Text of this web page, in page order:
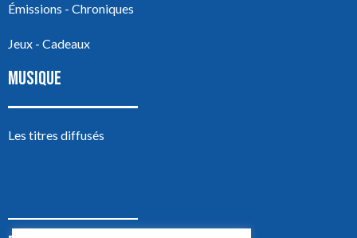
Émissions - Chroniques
Jeux - Cadeaux
MUSIQUE
Les titres diffusés